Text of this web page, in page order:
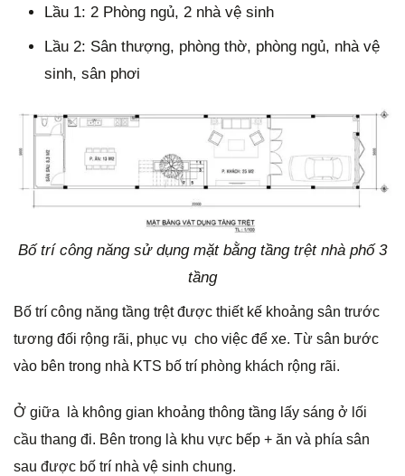
Lầu 1: 2 Phòng ngủ, 2 nhà vệ sinh
Lầu 2: Sân thượng, phòng thờ, phòng ngủ, nhà vệ
sinh, sân phơi
Bố trí công năng sử dụng mặt bằng tầng trệt nhà phố 3
tầng
Bố trí công năng tầng trệt được thiết kế khoảng sân trước
tương đối rộng rãi, phục vụ cho việc để xe. Từ sân bước
vào bên trong nhà KTS bố trí phòng khách rộng rãi.
Ở giữa là không gian khoảng thông tầng lấy sáng ở lối
cầu thang đi. Bên trong là khu vực bếp + ăn và phía sân
sau được bố trí nhà vệ sinh chung.